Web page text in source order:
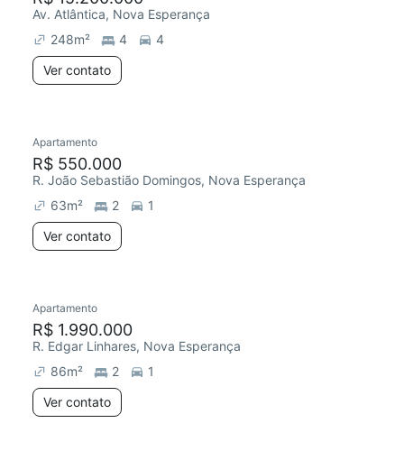
Av. Atlântica, Nova Esperança
248m² 4
4
Ver contato
Apartamento
R$ 550.000
R. João Sebastião Domingos, Nova Esperança
63m² 2
1
Ver contato
Apartamento
R$ 1.990.000
R. Edgar Linhares, Nova Esperança
86m² 2
1
Ver contato